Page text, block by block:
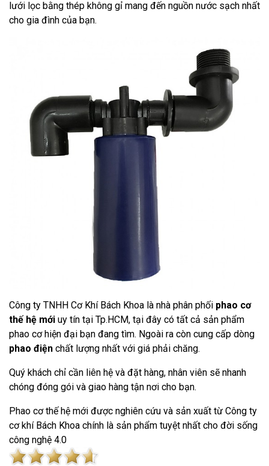
lưới lọc bằng thép không gỉ mang đến nguồn nước sạch nhất
cho gia đình của bạn.
Công ty TNHH Cơ Khí Bách Khoa là nhà phân phối phao cơ
thế hệ mới uy tín tại Tp.HCM, tại đây có tất cả sản phẩm
phao cơ hiện đại bạn đang tìm. Ngoài ra còn cung cấp dòng
phao điện chất lượng nhất với giá phải chăng.
Quý khách chỉ cần liên hệ và đặt hàng, nhân viên sẽ nhanh
chóng đóng gói và giao hàng tận nơi cho bạn.
Phao cơ thế hệ mới được nghiên cứu và sản xuất từ Công ty
cơ khí Bách Khoa chính là sản phẩm tuyệt nhất cho đời sống
công nghệ 4.0